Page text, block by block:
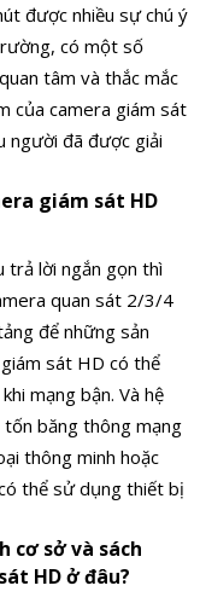
được nhiều sự chú ý
có một số
tâm và thắc mắc
của camera giám sát
người đã được giải
giám sát HD
trả lời ngắn gọn thì
quan sát 2/3/4
để những sản
sát HD có thể
mạng bận. Và hệ
băng thông mạng
thông minh hoặc
thể sử dụng thiết bị
cơ sở và sách
HD ở đâu?